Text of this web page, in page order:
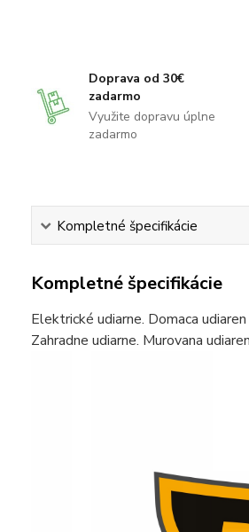
Doprava od 30€
zadarmo
Využite dopravu úplne
zadarmo
Kompletné špecifikácie
Kompletné špecifikácie
Elektrické udiarne. Domaca
Zahradne udiarne. Murovana